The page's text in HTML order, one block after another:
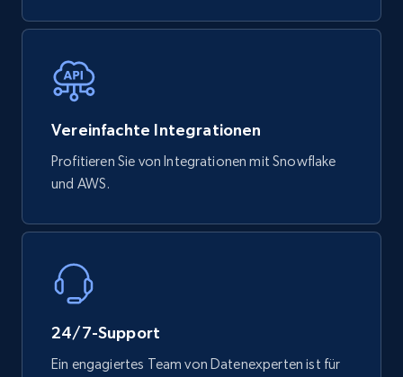
Vereinfachte Integrationen
Profitieren Sie von Integrationen mit Snowflake
und AWS.
24/7-Support
Ein engagiertes Team von Datenexperten ist für